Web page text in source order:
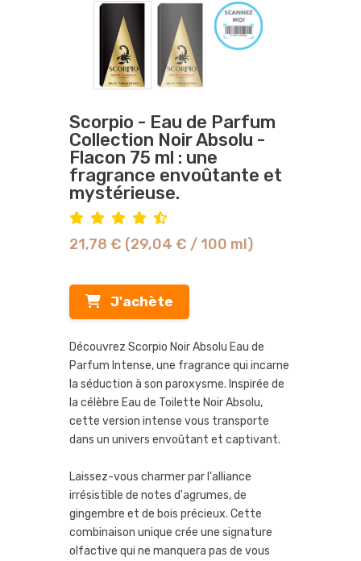
Scorpio - Eau de Parfum
Collection Noir Absolu -
Flacon 75 ml : une
fragrance envoûtante et
mystérieuse.
21,78 € (29,04 € / 100 ml)
J'achète
Découvrez Scorpio Noir Absolu Eau de
Parfum Intense, une fragrance qui incarne
la séduction à son paroxysme. Inspirée de
la célèbre Eau de Toilette Noir Absolu,
cette version intense vous transporte
dans un univers envoûtant et captivant.
Laissez-vous charmer par l'alliance
irrésistible de notes d'agrumes, de
gingembre et de bois précieux. Cette
combinaison unique crée une signature
olfactive qui ne manquera pas de vous